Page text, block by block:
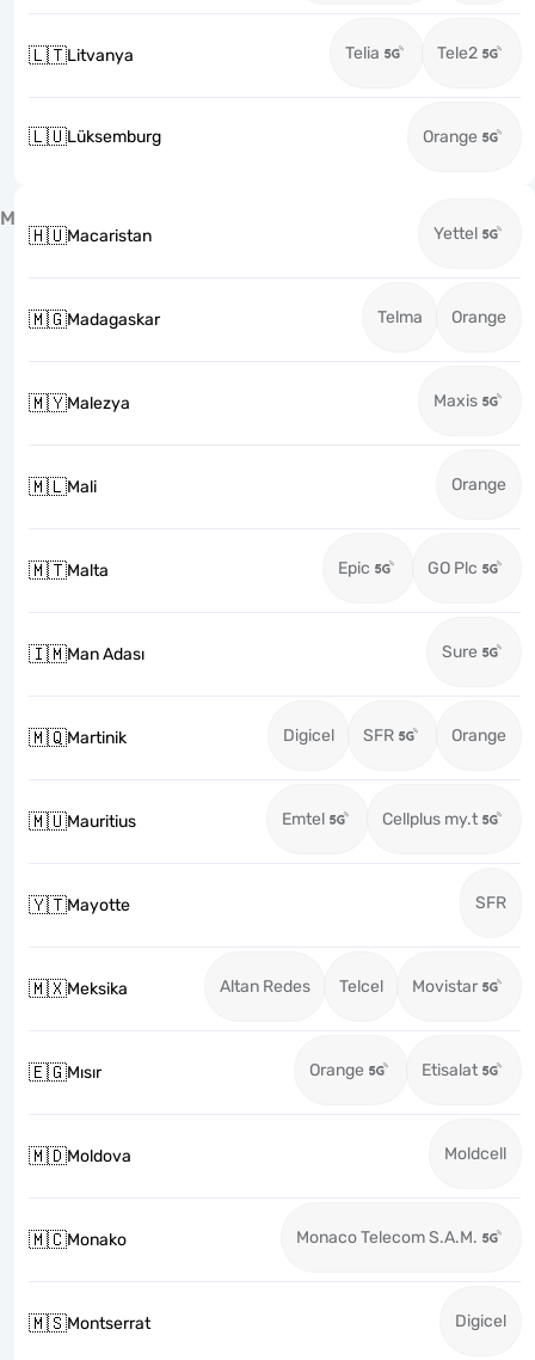
🇱🇹Litvanya Telia Tele2
🇱🇺Lüksemburg Orange
M
🇭🇺Macaristan Yettel
🇲🇬Madagaskar Telma Orange
🇲🇾Malezya Maxis
🇲🇱Mali Orange
🇲🇹Malta Epic GO Plc
🇮🇲Man Adası Sure
🇲🇶Martinik Digicel SFR Orange
🇲🇺Mauritius Emtel Cellplus my.t
🇾🇹Mayotte SFR
🇲🇽Meksika Altan Redes Telcel Movistar
🇪🇬Mısır Orange Etisalat
🇲🇩Moldova Moldcell
🇲🇨Monako Monaco Telecom S.A.M.
🇲🇸Montserrat Digicel